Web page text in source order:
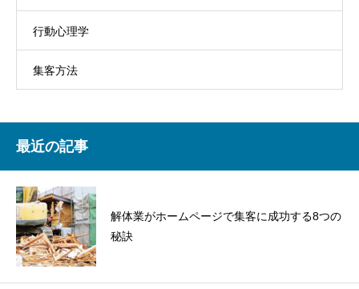
行動心理学
集客方法
最近の記事
解体業がホームページで集客に成功する8つの
秘訣